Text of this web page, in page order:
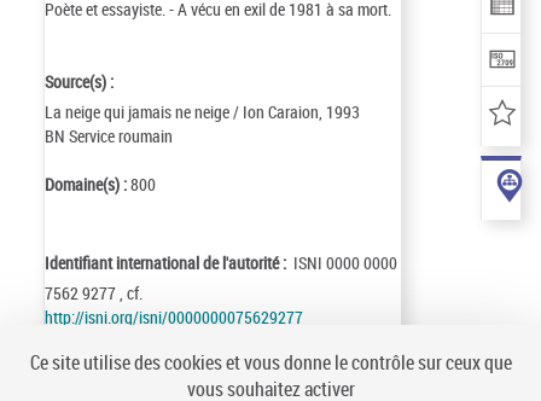
Poète et essayiste. - A vécu en exil de 1981 à sa mort.
Source(s) :
La neige qui jamais ne neige / Ion Caraion, 1993
BN Service roumain
Domaine(s) :800
Identifiant international de l'autorité : ISNI 0000 0000
7562 9277 , cf.
http://isni.org/isni/0000000075629277
Notice n° :FRBNF12175115
Ce site utilise des cookies et vous donne le contrôle sur ceux que
vous souhaitez activer